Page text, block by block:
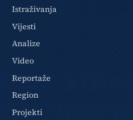
Istraživanja
Vijesti
Analize
Video
Reportaže
Region
Projekti